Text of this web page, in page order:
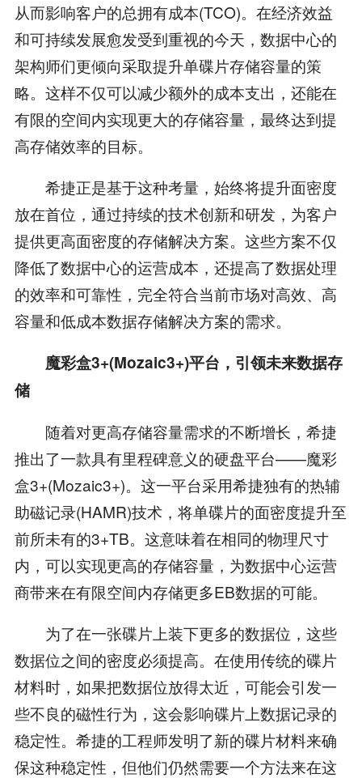
从而影响客户的总拥有成本(TCO)。在经济效益
和可持续发展愈发受到重视的今天，数据中心的
架构师们更倾向采取提升单碟片存储容量的策
略。这样不仅可以减少额外的成本支出，还能在
有限的空间内实现更大的存储容量，最终达到提
高存储效率的目标。
希捷正是基于这种考量，始终将提升面密度
放在首位，通过持续的技术创新和研发，为客户
提供更高面密度的存储解决方案。这些方案不仅
降低了数据中心的运营成本，还提高了数据处理
的效率和可靠性，完全符合当前市场对高效、高
容量和低成本数据存储解决方案的需求。
魔彩盒3+(Mozaic3+)平台，引领未来数据存
储
随着对更高存储容量需求的不断增长，希捷
推出了一款具有里程碑意义的硬盘平台——魔彩
盒3+(Mozaic3+)。这一平台采用希捷独有的热辅
助磁记录(HAMR)技术，将单碟片的面密度提升至
前所未有的3+TB。这意味着在相同的物理尺寸
内，可以实现更高的存储容量，为数据中心运营
商带来在有限空间内存储更多EB数据的可能。
为了在一张碟片上装下更多的数据位，这些
数据位之间的密度必须提高。在使用传统的碟片
材料时，如果把数据位放得太近，可能会引发一
些不良的磁性行为，这会影响碟片上数据记录的
稳定性。希捷的工程师发明了新的碟片材料来确
保这种稳定性，但他们仍然需要一个方法来在这